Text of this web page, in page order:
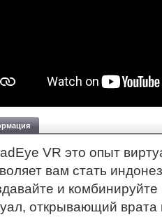
VR это опыт
вам стать
и
открывающий